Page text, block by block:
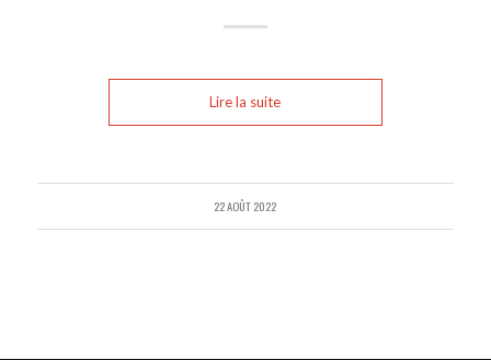
Lire la suite
22 AOÛT 2022